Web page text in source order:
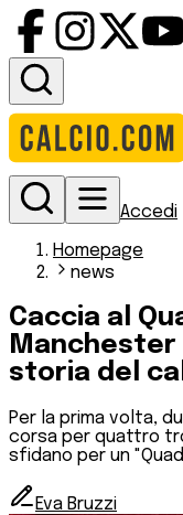
Accedi
Homepage
news
Caccia al
Manchester
storia del
Per la prima volta,
corsa per quattro
sfidano per un
Eva Bruzzi